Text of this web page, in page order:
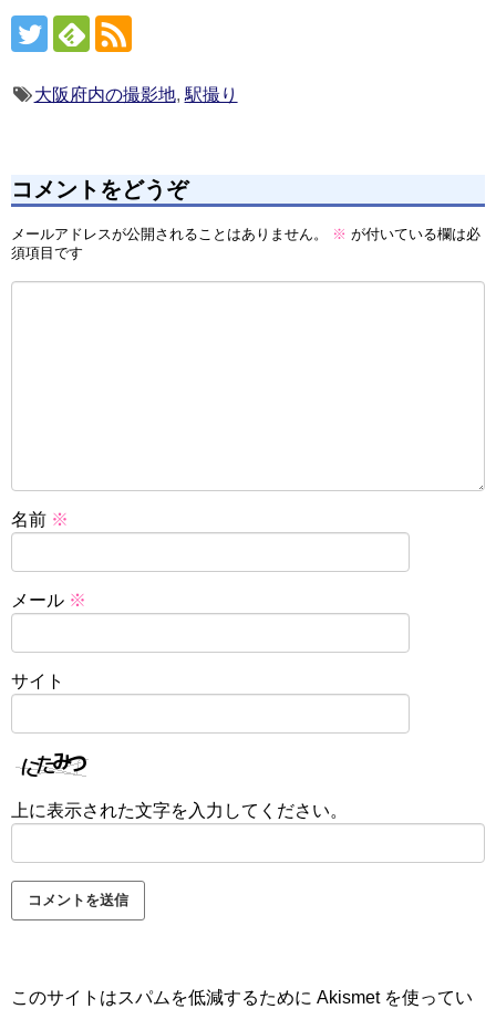
大阪府内の撮影地, 駅撮り
コメントをどうぞ
メールアドレスが公開されることはありません。 ※ が付いている欄は必
須項目です
名前 ※
メール ※
サイト
上に表示された文字を入力してください。
このサイトはスパムを低減するために Akismet を使ってい